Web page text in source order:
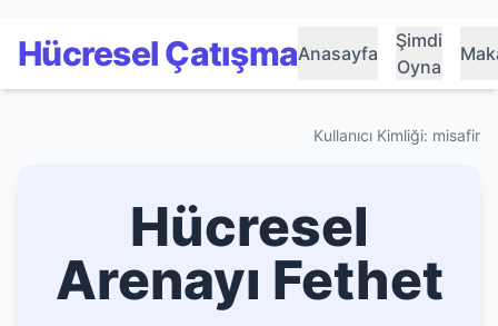
Hücresel ÇatışmaAnasayfa
Şimdi
Oyna
Kullanıcı Kimliği: misafir
Hücresel
Arenayı Fethet